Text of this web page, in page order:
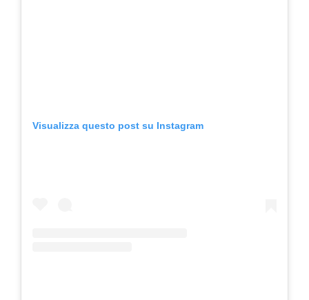
Visualizza questo post su Instagram